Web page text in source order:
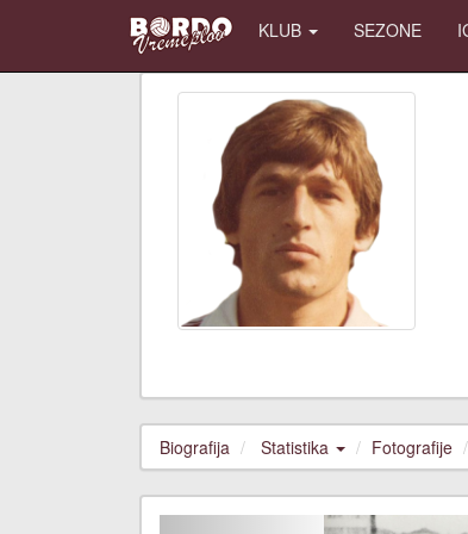
KLUB SEZONE
Biografija Statistika Fotografije